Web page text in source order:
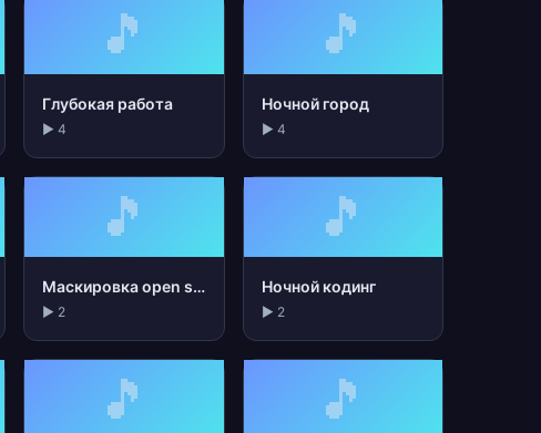
🎵
Глубокая работа
▶ 4
🎵
Ночной город
▶ 4
🎵
Маскировка open space
▶ 2
🎵
Ночной кодинг
▶ 2
🎵 🎵